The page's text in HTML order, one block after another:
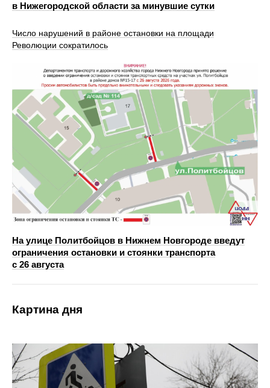
в Нижегородской области за минувшие сутки
Число нарушений в районе остановки на площади
Революции сократилось
На улице Политбойцов в Нижнем Новгороде введут
ограничения остановки и стоянки транспорта
с 26 августа
Картина дня